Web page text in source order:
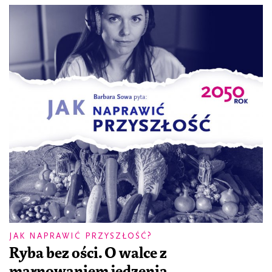
JAK NAPRAWIĆ PRZYSZŁOŚĆ?
Ryba bez ości. O walce z